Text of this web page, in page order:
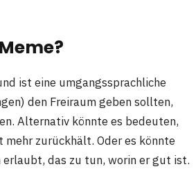
ist eine umgangssprachliche
den Freiraum geben sollten,
Alternativ könnte es bedeuten,
mehr zurückhält. Oder es könnte
erlaubt, das zu tun, worin er gut ist.